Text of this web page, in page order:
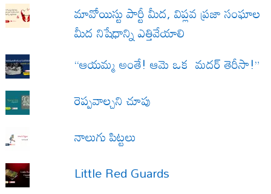
మావోయిస్టు పార్టీ మీద, విప్లవ ప్రజా సంఘాల
మీద నిషేధాన్ని ఎత్తివేయాలి
“ఆయమ్మ అంతే! ఆమె ఒక మదర్ తెరీసా!”
రెప్పవాల్చని చూపు
నాలుగు పిట్టలు
Little Red Guards